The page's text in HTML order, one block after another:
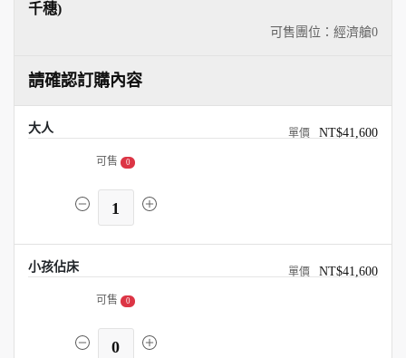
可售團位：經濟艙0
千穗)
請確認訂購內容
大人 NT$41,600
可售 0
1
小孩佔床 NT$41,600
可售 0
0